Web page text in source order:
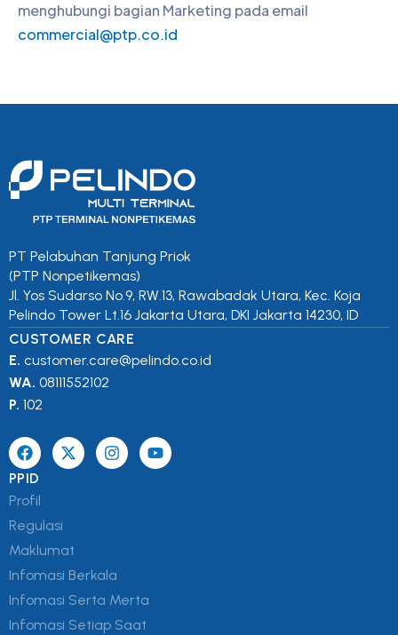
menghubungi bagian Marketing pada email
commercial@ptp.co.id
PT Pelabuhan Tanjung Priok
(PTP Nonpetikemas)
Jl. Yos Sudarso No.9, RW.13, Rawabadak Utara, Kec. Koja
Pelindo Tower Lt.16 Jakarta Utara, DKI Jakarta 14230, ID
CUSTOMER CARE
E. customer.care@pelindo.co.id
WA. 08111552102
P. 102
PPID
Profil
Regulasi
Maklumat
Infomasi Berkala
Infomasi Serta Merta
Infomasi Setiap Saat